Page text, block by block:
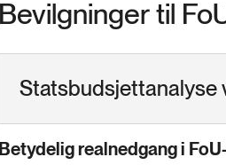
Bevilgninger til
Statsbudsjettanalyse
Betydelig realnedgang i